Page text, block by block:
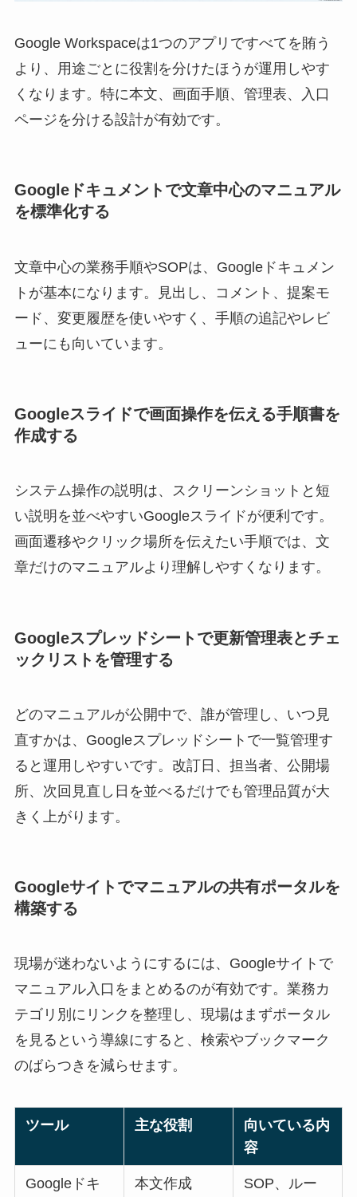
Google Workspaceは1つのアプリですべてを賄う
より、用途ごとに役割を分けたほうが運用しやす
くなります。特に本文、画面手順、管理表、入口
ページを分ける設計が有効です。
Googleドキュメントで文章中心のマニュアル
を標準化する
文章中心の業務手順やSOPは、Googleドキュメン
トが基本になります。見出し、コメント、提案モ
ード、変更履歴を使いやすく、手順の追記やレビ
ューにも向いています。
Googleスライドで画面操作を伝える手順書を
作成する
システム操作の説明は、スクリーンショットと短
い説明を並べやすいGoogleスライドが便利です。
画面遷移やクリック場所を伝えたい手順では、文
章だけのマニュアルより理解しやすくなります。
Googleスプレッドシートで更新管理表とチェ
ックリストを管理する
どのマニュアルが公開中で、誰が管理し、いつ見
直すかは、Googleスプレッドシートで一覧管理す
ると運用しやすいです。改訂日、担当者、公開場
所、次回見直し日を並べるだけでも管理品質が大
きく上がります。
Googleサイトでマニュアルの共有ポータルを
構築する
現場が迷わないようにするには、Googleサイトで
マニュアル入口をまとめるのが有効です。業務カ
テゴリ別にリンクを整理し、現場はまずポータル
を見るという導線にすると、検索やブックマーク
のばらつきを減らせます。
ツール 主な役割
向いている内
容
Googleドキ
本文作成
SOP、ルー